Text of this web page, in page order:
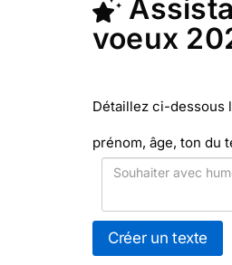
voeux
Détaillez ci-dessous
prénom, âge, ton du
Créer un texte